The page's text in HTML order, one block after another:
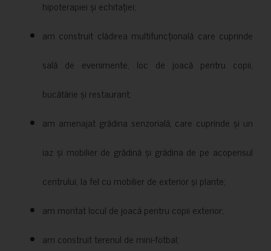
hipoterapiei și echitației;
am construit clădirea multifuncțională care cuprinde
sală de evenimente, loc de joacă pentru copii,
bucătărie și restaurant;
am amenajat grădina senzorială, care cuprinde și un
iaz și mobilier de grădină și grădina de pe acoperisul
centrului, la fel cu mobilier de exterior și plante;
am montat locul de joacă pentru copii exterior;
am construit terenul de mini-fotbal;